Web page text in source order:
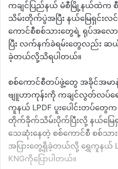
ကချင်ပြည်နယ် မံစီမြို့နယ်ထဲက စီးခ
သိမ်းတိုက်ပွဲအပြီး နယ်မြေရှင်းလ
ကောင်စီစစ်သားတွေရဲ့ ရုပ်အလေ
ပြီး လက်နက်ခဲရမ်းတွေလည်း ဆ
ခဲ့တယ်လို့သိရပါတယ်။
စစ်ကောင်စီတပ်ဖွဲ့တွေ အခိုင်အမာနဲ့
ဗျူဟာကုန်းကို ကချင်လွတ်လပ်ရ
ကူနယ် LPDF ပူးပေါင်းတပ်တွေက
တိုက်ခိုက်သိမ်းပိုက်ပြီးလို့ နယ်မြေရှ
သေဆုံးနေတဲ့ စစ်ကောင်စီ စစ်သာ
အပြားတွေ့ရှိခဲ့တယ်လို့ ရွှေကူနယ်
KNGကိုပြောပါတယ်။